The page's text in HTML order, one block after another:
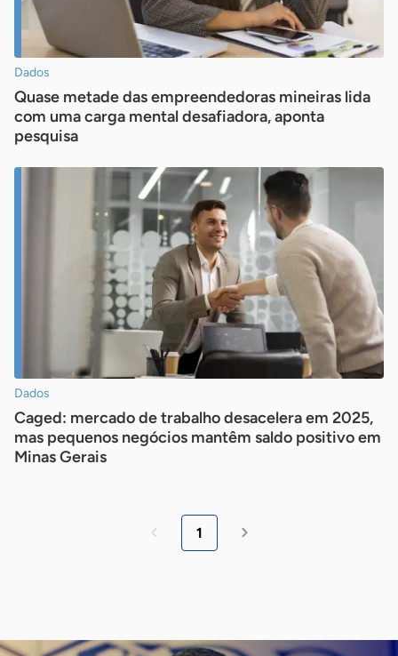
Dados
Quase metade das empreendedoras mineiras lida
com uma carga mental desafiadora, aponta
pesquisa
Dados
Caged: mercado de trabalho desacelera em 2025,
mas pequenos negócios mantêm saldo positivo em
Minas Gerais
1